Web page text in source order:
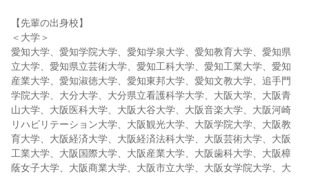
【先輩の出身校】
＜大学＞
愛知大学、愛知学院大学、愛知学泉大学、愛知教育大学、愛知県
立大学、愛知県立芸術大学、愛知工科大学、愛知工業大学、愛知
産業大学、愛知淑徳大学、愛知東邦大学、愛知文教大学、追手門
学院大学、大分大学、大分県立看護科学大学、大阪大学、大阪青
山大学、大阪医科大学、大阪大谷大学、大阪音楽大学、大阪河崎
リハビリテーション大学、大阪観光大学、大阪学院大学、大阪教
育大学、大阪経済大学、大阪経済法科大学、大阪芸術大学、大阪
工業大学、大阪国際大学、大阪産業大学、大阪歯科大学、大阪樟
蔭女子大学、大阪商業大学、大阪市立大学、大阪女学院大学、大